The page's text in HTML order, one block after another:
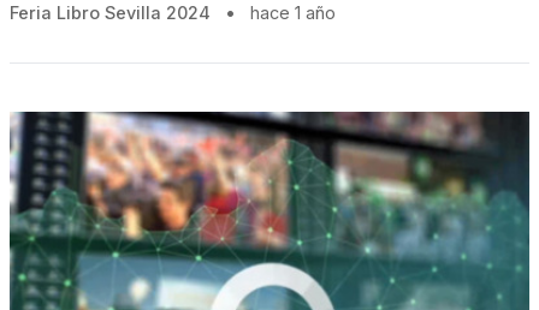
Feria Libro Sevilla 2024 • hace 1 año